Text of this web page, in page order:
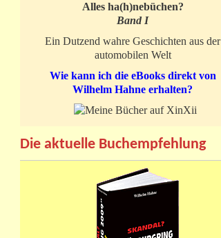
Alles ha(h)nebüchen?
Band I
Ein Dutzend wahre Geschichten aus der
automobilen Welt
Wie kann ich die eBooks direkt von
Wilhelm Hahne erhalten?
Die aktuelle Buchempfehlung